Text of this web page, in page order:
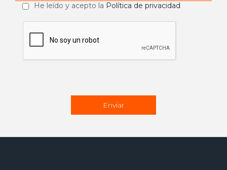
He leído y acepto la Política de privacidad